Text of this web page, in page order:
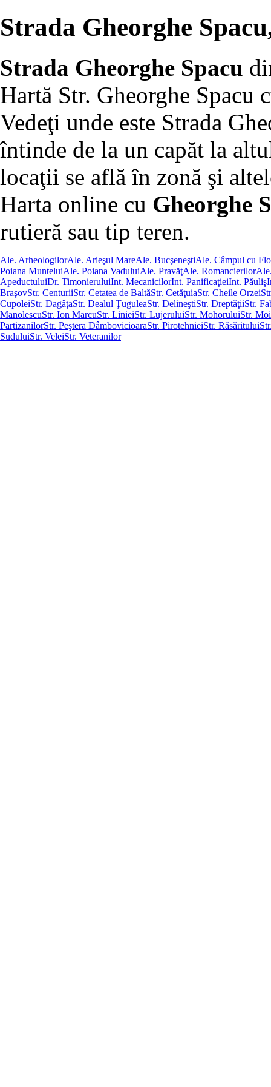
Strada Gheorghe
Strada Gheorghe Spacu
Hartă Str. Gheorghe Spacu
Vedeţi unde este Strada
întinde de la un capăt la
locaţii se află în zonă şi
Harta online cu Gheorghe
rutieră sau tip teren.
Ale. ArheologilorAle. Arieşul MareAle. BucşeneştiAle. Câmpul cu
Poiana MunteluiAle. Poiana VaduluiAle. PravăţAle. Romancierilor
ApeductuluiDr. TimonieruluiInt. MecanicilorInt. PanificaţieiInt. Păuliş
BraşovStr. CenturiiStr. Cetatea de BaltăStr. CetăţuiaStr. Cheile Orzei
CupoleiStr. DagâţaStr. Dealul ŢuguleaStr. DelineştiStr. DreptăţiiStr.
ManolescuStr. Ion MarcuStr. LinieiStr. LujeruluiStr. MohoruluiStr.
PartizanilorStr. Peştera DâmbovicioaraStr. PirotehnieiStr. Răsăritului
SuduluiStr. VeleiStr. Veteranilor